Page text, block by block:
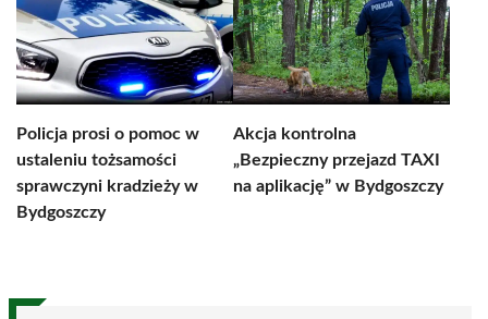
Policja prosi o pomoc w
ustaleniu tożsamości
sprawczyni kradzieży w
Bydgoszczy
Akcja kontrolna
„Bezpieczny przejazd TAXI
na aplikację” w Bydgoszczy